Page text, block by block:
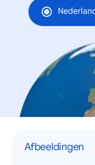
Afbeeldingen